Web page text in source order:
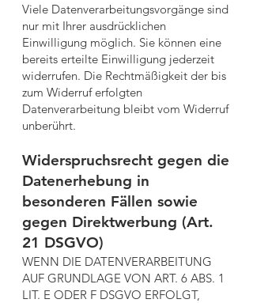
Viele Datenverarbeitungsvorgänge sind
nur mit Ihrer ausdrücklichen
Einwilligung möglich. Sie können eine
bereits erteilte Einwilligung jederzeit
widerrufen. Die Rechtmäßigkeit der bis
zum Widerruf erfolgten
Datenverarbeitung bleibt vom Widerruf
unberührt.
Widerspruchsrecht gegen die
Datenerhebung in
besonderen Fällen sowie
gegen Direktwerbung (Art.
21 DSGVO)
WENN DIE DATENVERARBEITUNG
AUF GRUNDLAGE VON ART. 6 ABS. 1
LIT. E ODER F DSGVO ERFOLGT,